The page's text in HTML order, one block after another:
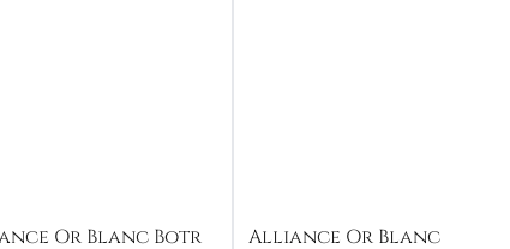
Or Blanc Botr
Alliance Or Blanc